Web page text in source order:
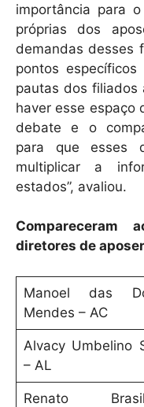
importância para
próprias dos
demandas desses
pontos
pautas dos filiados
haver esse espaço
debate e o
para que esses
multiplicar a
estados”, avaliou.
Compareceram
diretores de
Manoel das
Mendes – AC
Alvacy Umbelino
– AL
Renato